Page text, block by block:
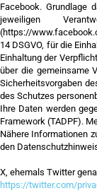
Facebook. Grundlage
jeweiligen
(https://
14 DSGVO, für die
Einhaltung der
über die gemeinsame
Sicherheitsvorgaben
des Schutzes
Ihre Daten werden
Framework (TADPF).
Nähere Informationen
den
X, ehemals Twitter
https://twitter.com/